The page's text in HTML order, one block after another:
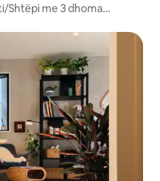
Shtëpi me 3 dhoma